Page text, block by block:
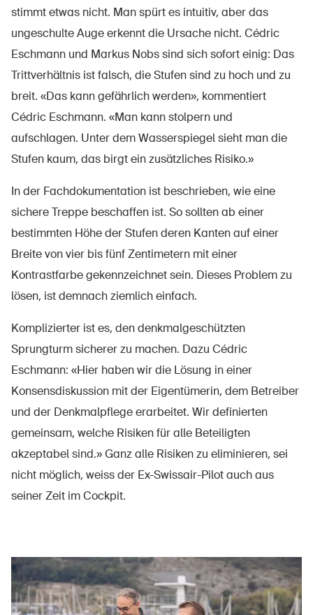
stimmt etwas nicht. Man spürt es intuitiv, aber das
ungeschulte Auge erkennt die Ursache nicht. Cédric
Eschmann und Markus Nobs sind sich sofort einig: Das
Trittverhältnis ist falsch, die Stufen sind zu hoch und zu
breit. «Das kann gefährlich werden», kommentiert
Cédric Eschmann. «Man kann stolpern und
aufschlagen. Unter dem Wasserspiegel sieht man die
Stufen kaum, das birgt ein zusätzliches Risiko.»
In der Fachdokumentation ist beschrieben, wie eine
sichere Treppe beschaffen ist. So sollten ab einer
bestimmten Höhe der Stufen deren Kanten auf einer
Breite von vier bis fünf Zentimetern mit einer
Kontrastfarbe gekennzeichnet sein. Dieses Problem zu
lösen, ist demnach ziemlich einfach.
Komplizierter ist es, den denkmalgeschützten
Sprungturm sicherer zu machen. Dazu Cédric
Eschmann: «Hier haben wir die Lösung in einer
Konsensdiskussion mit der Eigentümerin, dem Betreiber
und der Denkmalpflege erarbeitet. Wir definierten
gemeinsam, welche Risiken für alle Beteiligten
akzeptabel sind.» Ganz alle Risiken zu eliminieren, sei
nicht möglich, weiss der Ex-Swissair-Pilot auch aus
seiner Zeit im Cockpit.